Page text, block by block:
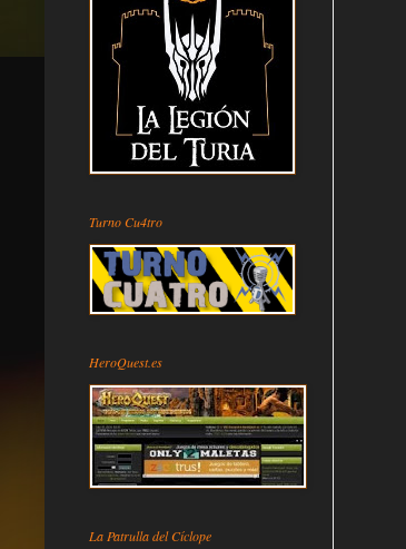
Turno Cu4tro
HeroQuest.es
La Patrulla del Cíclope